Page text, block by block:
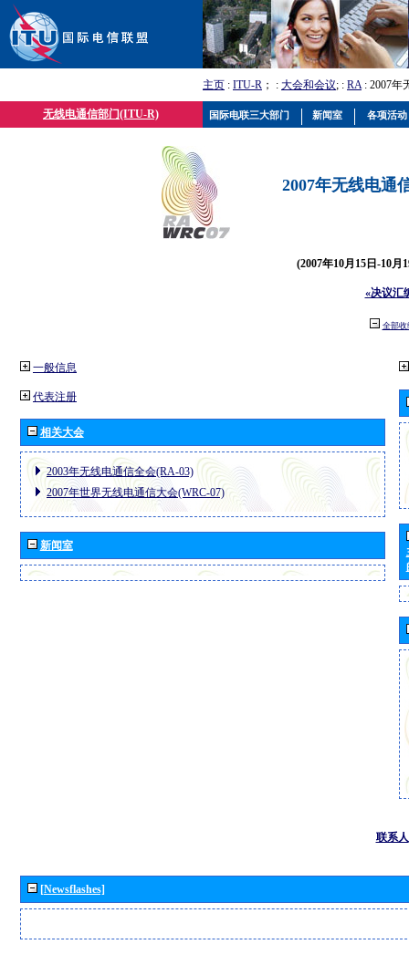
主页 : ITU-R ； : 大会和会议; : RA: 2007年
无线电通信部门(ITU-R)
2007年无线电通
(2007年10月15日-10月
«决议汇
全部收
一般信息
代表注册
相关大会
2003年无线电通信全会(RA-03)
2007年世界无线电通信大会(WRC-07)
新闻室
联系人
[Newsflashes]
国际电联三大部门 新闻室 各项活动